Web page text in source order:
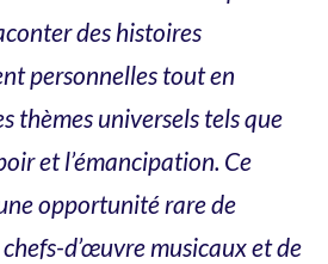
des histoires
personnelles tout en
thèmes universels tels que
et l’émancipation. Ce
opportunité rare de
d’œuvre musicaux et de